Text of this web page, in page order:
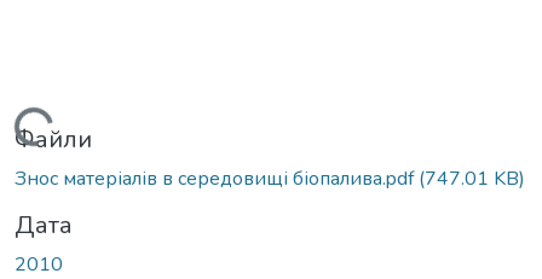
Вантажиться...
Файли
Знос матеріалів в середовищі біопалива.pdf(747.01 KB)
Дата
2010